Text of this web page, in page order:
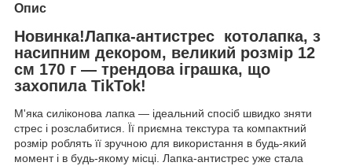
Опис
Новинка!Лапка-антистрес котолапка, з
насипним декором, великий розмір 12
см 170 г — трендова іграшка, що
захопила TikTok!
М'яка силіконова лапка — ідеальний спосіб швидко зняти
стрес і розслабитися. Її приємна текстура та компактний
розмір роблять її зручною для використання в будь-який
момент і в будь-якому місці. Лапка-антистрес уже стала